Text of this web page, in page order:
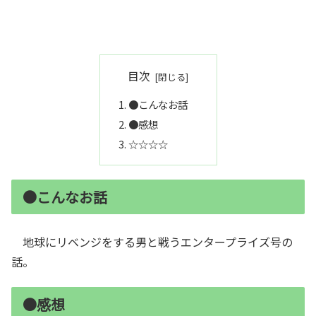
目次
●こんなお話
●感想
☆☆☆☆
●こんなお話
地球にリベンジをする男と戦うエンタープライズ号の
話。
●感想